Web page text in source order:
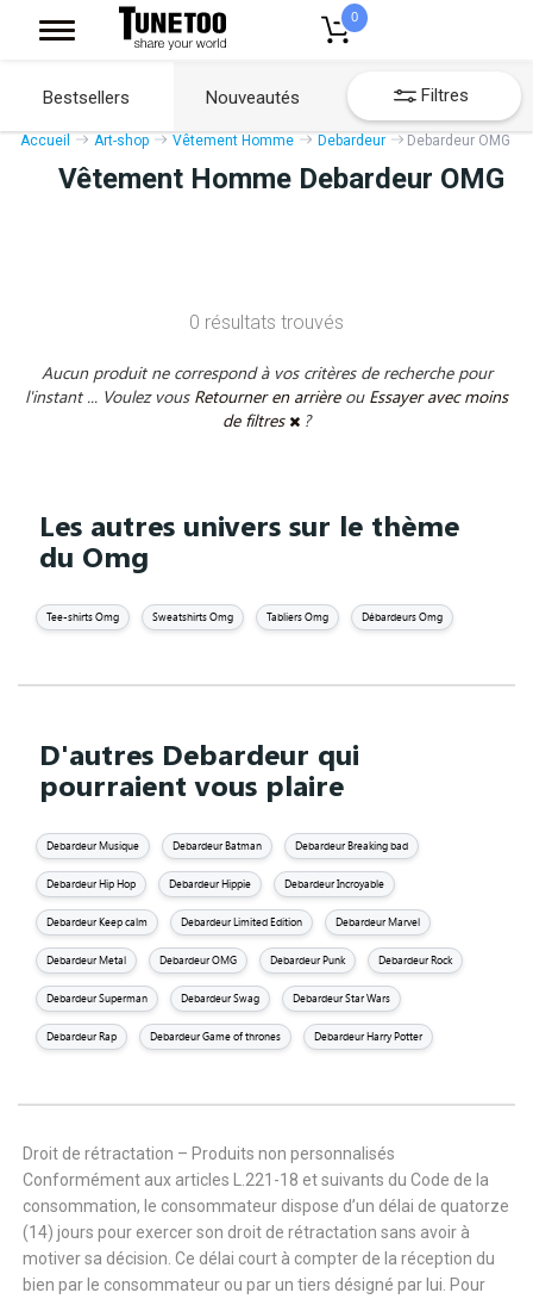
0
Bestsellers Nouveautés Filtres
Accueil Art-shop Vêtement Homme Debardeur Debardeur OMG
Vêtement Homme Debardeur OMG
0 résultats trouvés
Aucun produit ne correspond à vos critères de recherche pour
l'instant ... Voulez vous Retourner en arrière ou Essayer avec moins
de filtres
?
Les autres univers sur le thème
du Omg
Tee-shirts Omg Sweatshirts Omg Tabliers Omg Débardeurs Omg
D'autres Debardeur qui
pourraient vous plaire
Debardeur Musique Debardeur Batman Debardeur Breaking bad
Debardeur Hip Hop Debardeur Hippie Debardeur Incroyable
Debardeur Keep calm Debardeur Limited Edition Debardeur Marvel
Debardeur Metal Debardeur OMG Debardeur Punk Debardeur Rock
Debardeur Superman Debardeur Swag Debardeur Star Wars
Debardeur Rap Debardeur Game of thrones Debardeur Harry Potter
Droit de rétractation – Produits non personnalisés
Conformément aux articles L.221-18 et suivants du Code de la
consommation, le consommateur dispose d’un délai de quatorze
(14) jours pour exercer son droit de rétractation sans avoir à
motiver sa décision. Ce délai court à compter de la réception du
bien par le consommateur ou par un tiers désigné par lui. Pour